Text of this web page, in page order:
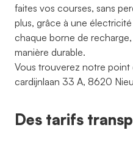
faites vos courses, sans
plus, grâce à une
chaque borne de
manière durable.
Vous trouverez notre
cardijnlaan 33 A, 8620
Des tarifs